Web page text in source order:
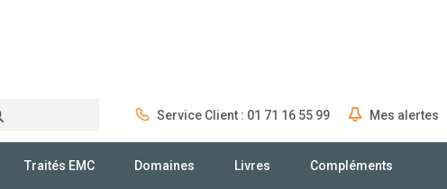
Service Client : 01 71 16 55 99 Mes alertes
Traités EMC Domaines Livres Compléments